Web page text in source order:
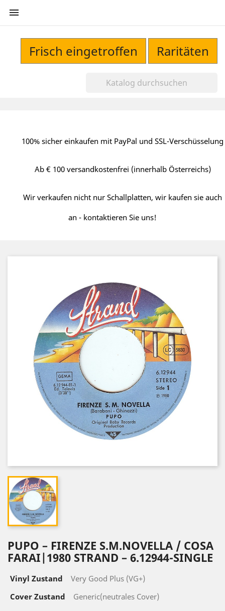

Frisch eingetroffen Raritäten
100% sicher einkaufen mit PayPal und SSL-Verschüsselung
Ab € 100 versandkostenfrei (innerhalb Österreichs)
Wir verkaufen nicht nur Schallplatten, wir kaufen sie auch
an - kontaktieren Sie uns!
PUPO ‎– FIRENZE S.M.NOVELLA / COSA
FARAI|1980 STRAND ‎– 6.12944-SINGLE
Vinyl Zustand
Very Good Plus (VG+)
Cover Zustand
Generic(neutrales Cover)